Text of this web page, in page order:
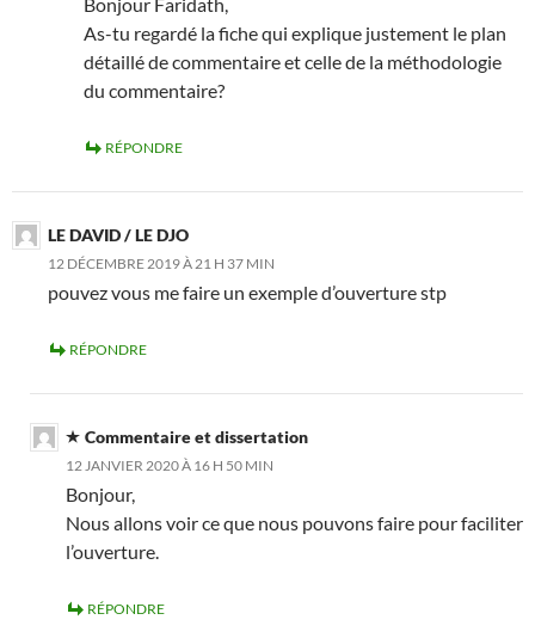
As-tu regardé la fiche qui explique justement le plan
détaillé de commentaire et celle de la méthodologie
du commentaire?
RÉPONDRE
LE DAVID / LE DJO
12 DÉCEMBRE 2019 À 21 H 37 MIN
pouvez vous me faire un exemple d’ouverture stp
RÉPONDRE
Commentaire et dissertation
12 JANVIER 2020 À 16 H 50 MIN
Bonjour,
Nous allons voir ce que nous pouvons faire pour faciliter
l’ouverture.
RÉPONDRE